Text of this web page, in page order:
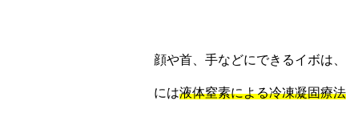
顔や首、手などにできるイボは
には液体窒素による冷凍凝固療法